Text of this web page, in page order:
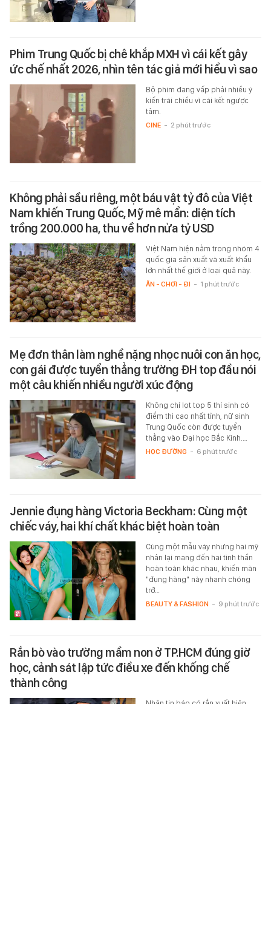
Phim Trung Quốc bị chê khắp MXH vì cái kết gây
ức chế nhất 2026, nhìn tên tác giả mới hiểu vì sao
Bộ phim đang vấp phải nhiều ý
kiến trái chiều vì cái kết ngược
tâm.
CINE - 2 phút trước
Không phải sầu riêng, một báu vật tỷ đô của Việt
Nam khiến Trung Quốc, Mỹ mê mẩn: diện tích
trồng 200.000 ha, thu về hơn nửa tỷ USD
Việt Nam hiện nằm trong nhóm 4
quốc gia sản xuất và xuất khẩu
lớn nhất thế giới ở loại quả này.
ĂN - CHƠI - ĐI - 1 phút trước
Mẹ đơn thân làm nghề nặng nhọc nuôi con ăn học,
con gái được tuyển thẳng trường ĐH top đầu nói
một câu khiến nhiều người xúc động
Không chỉ lọt top 5 thí sinh có
điểm thi cao nhất tỉnh, nữ sinh
Trung Quốc còn được tuyển
thẳng vào Đại học Bắc Kinh.…
HỌC ĐƯỜNG - 6 phút trước
Jennie đụng hàng Victoria Beckham: Cùng một
chiếc váy, hai khí chất khác biệt hoàn toàn
Cùng một mẫu váy nhưng hai mỹ
nhân lại mang đến hai tinh thần
hoàn toàn khác nhau, khiến màn
"đụng hàng" này nhanh chóng
trở…
BEAUTY & FASHION - 9 phút trước
Rắn bò vào trường mầm non ở TP.HCM đúng giờ
học, cảnh sát lập tức điều xe đến khống chế
thành công
Nhận tin báo có rắn xuất hiện